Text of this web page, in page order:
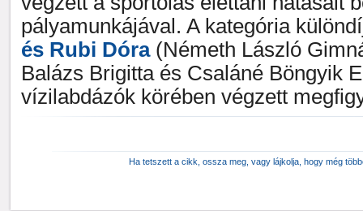
pályamunkájával. A kategória
és Rubi Dóra(Németh László
Balázs Brigitta és Csaláné Böngyik
vízilabdázók körében végzett
Ha tetszett a cikk, ossza meg, vagy lájkolja, hogy még